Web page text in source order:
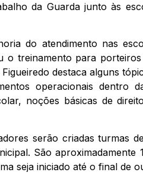
da Guarda junto às
do atendimento nas
o treinamento para
destaca alguns
operacionais dentro
noções básicas de
serão criadas turmas
São aproximadamente
seja iniciado até o final de